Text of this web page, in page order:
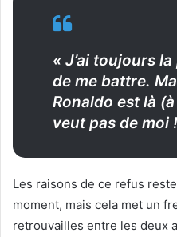
« J’ai toujours
de me battre.
Ronaldo est là
veut pas de moi
Les raisons de ce refus
moment, mais cela met un
retrouvailles entre les deux